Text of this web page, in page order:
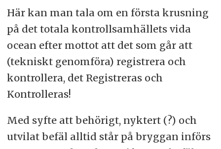
Här kan man tala om en första krusning
på det totala kontrollsamhällets vida
ocean efter mottot att det som går att
(tekniskt genomföra) registrera och
kontrollera, det Registreras och
Kontrolleras!
Med syfte att behörigt, nyktert (?) och
utvilat befäl alltid står på bryggan införs